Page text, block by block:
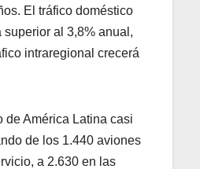
El tráfico doméstico
superior al 3,8% anual,
intraregional crecerá
de América Latina casi
de los 1.440 aviones
a 2.630 en las